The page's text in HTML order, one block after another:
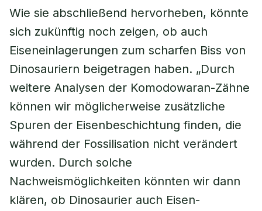
Wie sie abschließend hervorheben, könnte
sich zukünftig noch zeigen, ob auch
Eiseneinlagerungen zum scharfen Biss von
Dinosauriern beigetragen haben. „Durch
weitere Analysen der Komodowaran-Zähne
können wir möglicherweise zusätzliche
Spuren der Eisenbeschichtung finden, die
während der Fossilisation nicht verändert
wurden. Durch solche
Nachweismöglichkeiten könnten wir dann
klären, ob Dinosaurier auch Eisen-